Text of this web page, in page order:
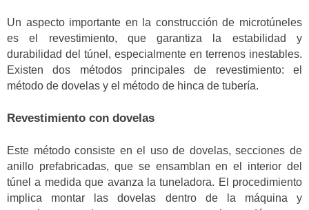
Un aspecto importante en la construcción de microtúneles
es el revestimiento, que garantiza la estabilidad y
durabilidad del túnel, especialmente en terrenos inestables.
Existen dos métodos principales de revestimiento: el
método de dovelas y el método de hinca de tubería.
Revestimiento con dovelas
Este método consiste en el uso de dovelas, secciones de
anillo prefabricadas, que se ensamblan en el interior del
túnel a medida que avanza la tuneladora. El procedimiento
implica montar las dovelas dentro de la máquina y